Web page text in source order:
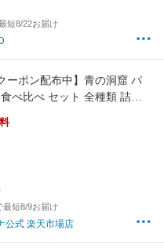
短8/22お届け
ーポン配布中】青の洞窟 パ
べ比べ セット 全種類 詰め
め買い 簡単 時短 レンジ調理
中元 パスタ スパゲティ スパ
ン グルメ 日清製粉ウェルナ
最短8/9お届け
公式 楽天市場店